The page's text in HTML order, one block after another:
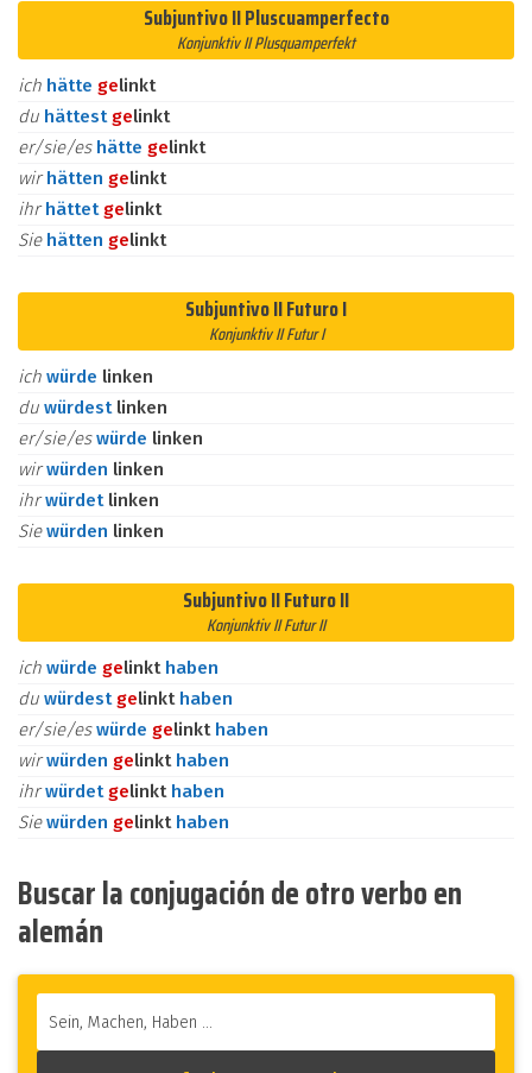
Subjuntivo II Pluscuamperfecto
Konjunktiv II Plusquamperfekt
ich hätte gelinkt
du hättest gelinkt
er/sie/es hätte gelinkt
wirhätten gelinkt
ihrhättet gelinkt
Sie hätten gelinkt
Subjuntivo II Futuro I
Konjunktiv II Futur I
ich würde linken
du würdest linken
er/sie/eswürde linken
wirwürden linken
ihrwürdet linken
Siewürden linken
Subjuntivo II Futuro II
Konjunktiv II Futur II
ich würde gelinkt haben
du würdest gelinkt haben
er/sie/eswürde gelinkt haben
wirwürden gelinkt haben
ihrwürdet gelinkt haben
Siewürden gelinkt haben
Buscar la conjugación de otro verbo en
alemán